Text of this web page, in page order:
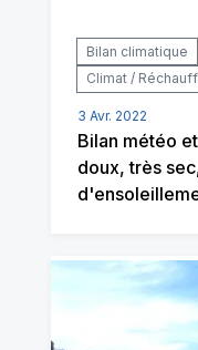
Bilan climatique
Climat /
3 Avr. 2022
Bilan météo
doux, très